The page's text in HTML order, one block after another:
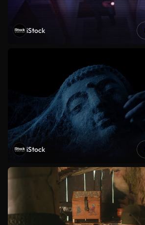
iStock
iStock